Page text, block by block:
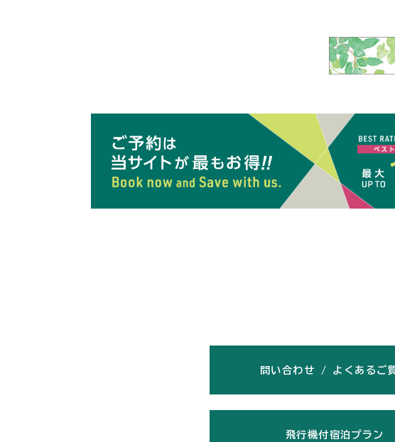
問い合わせ / よくあるご
飛行機付宿泊プラン